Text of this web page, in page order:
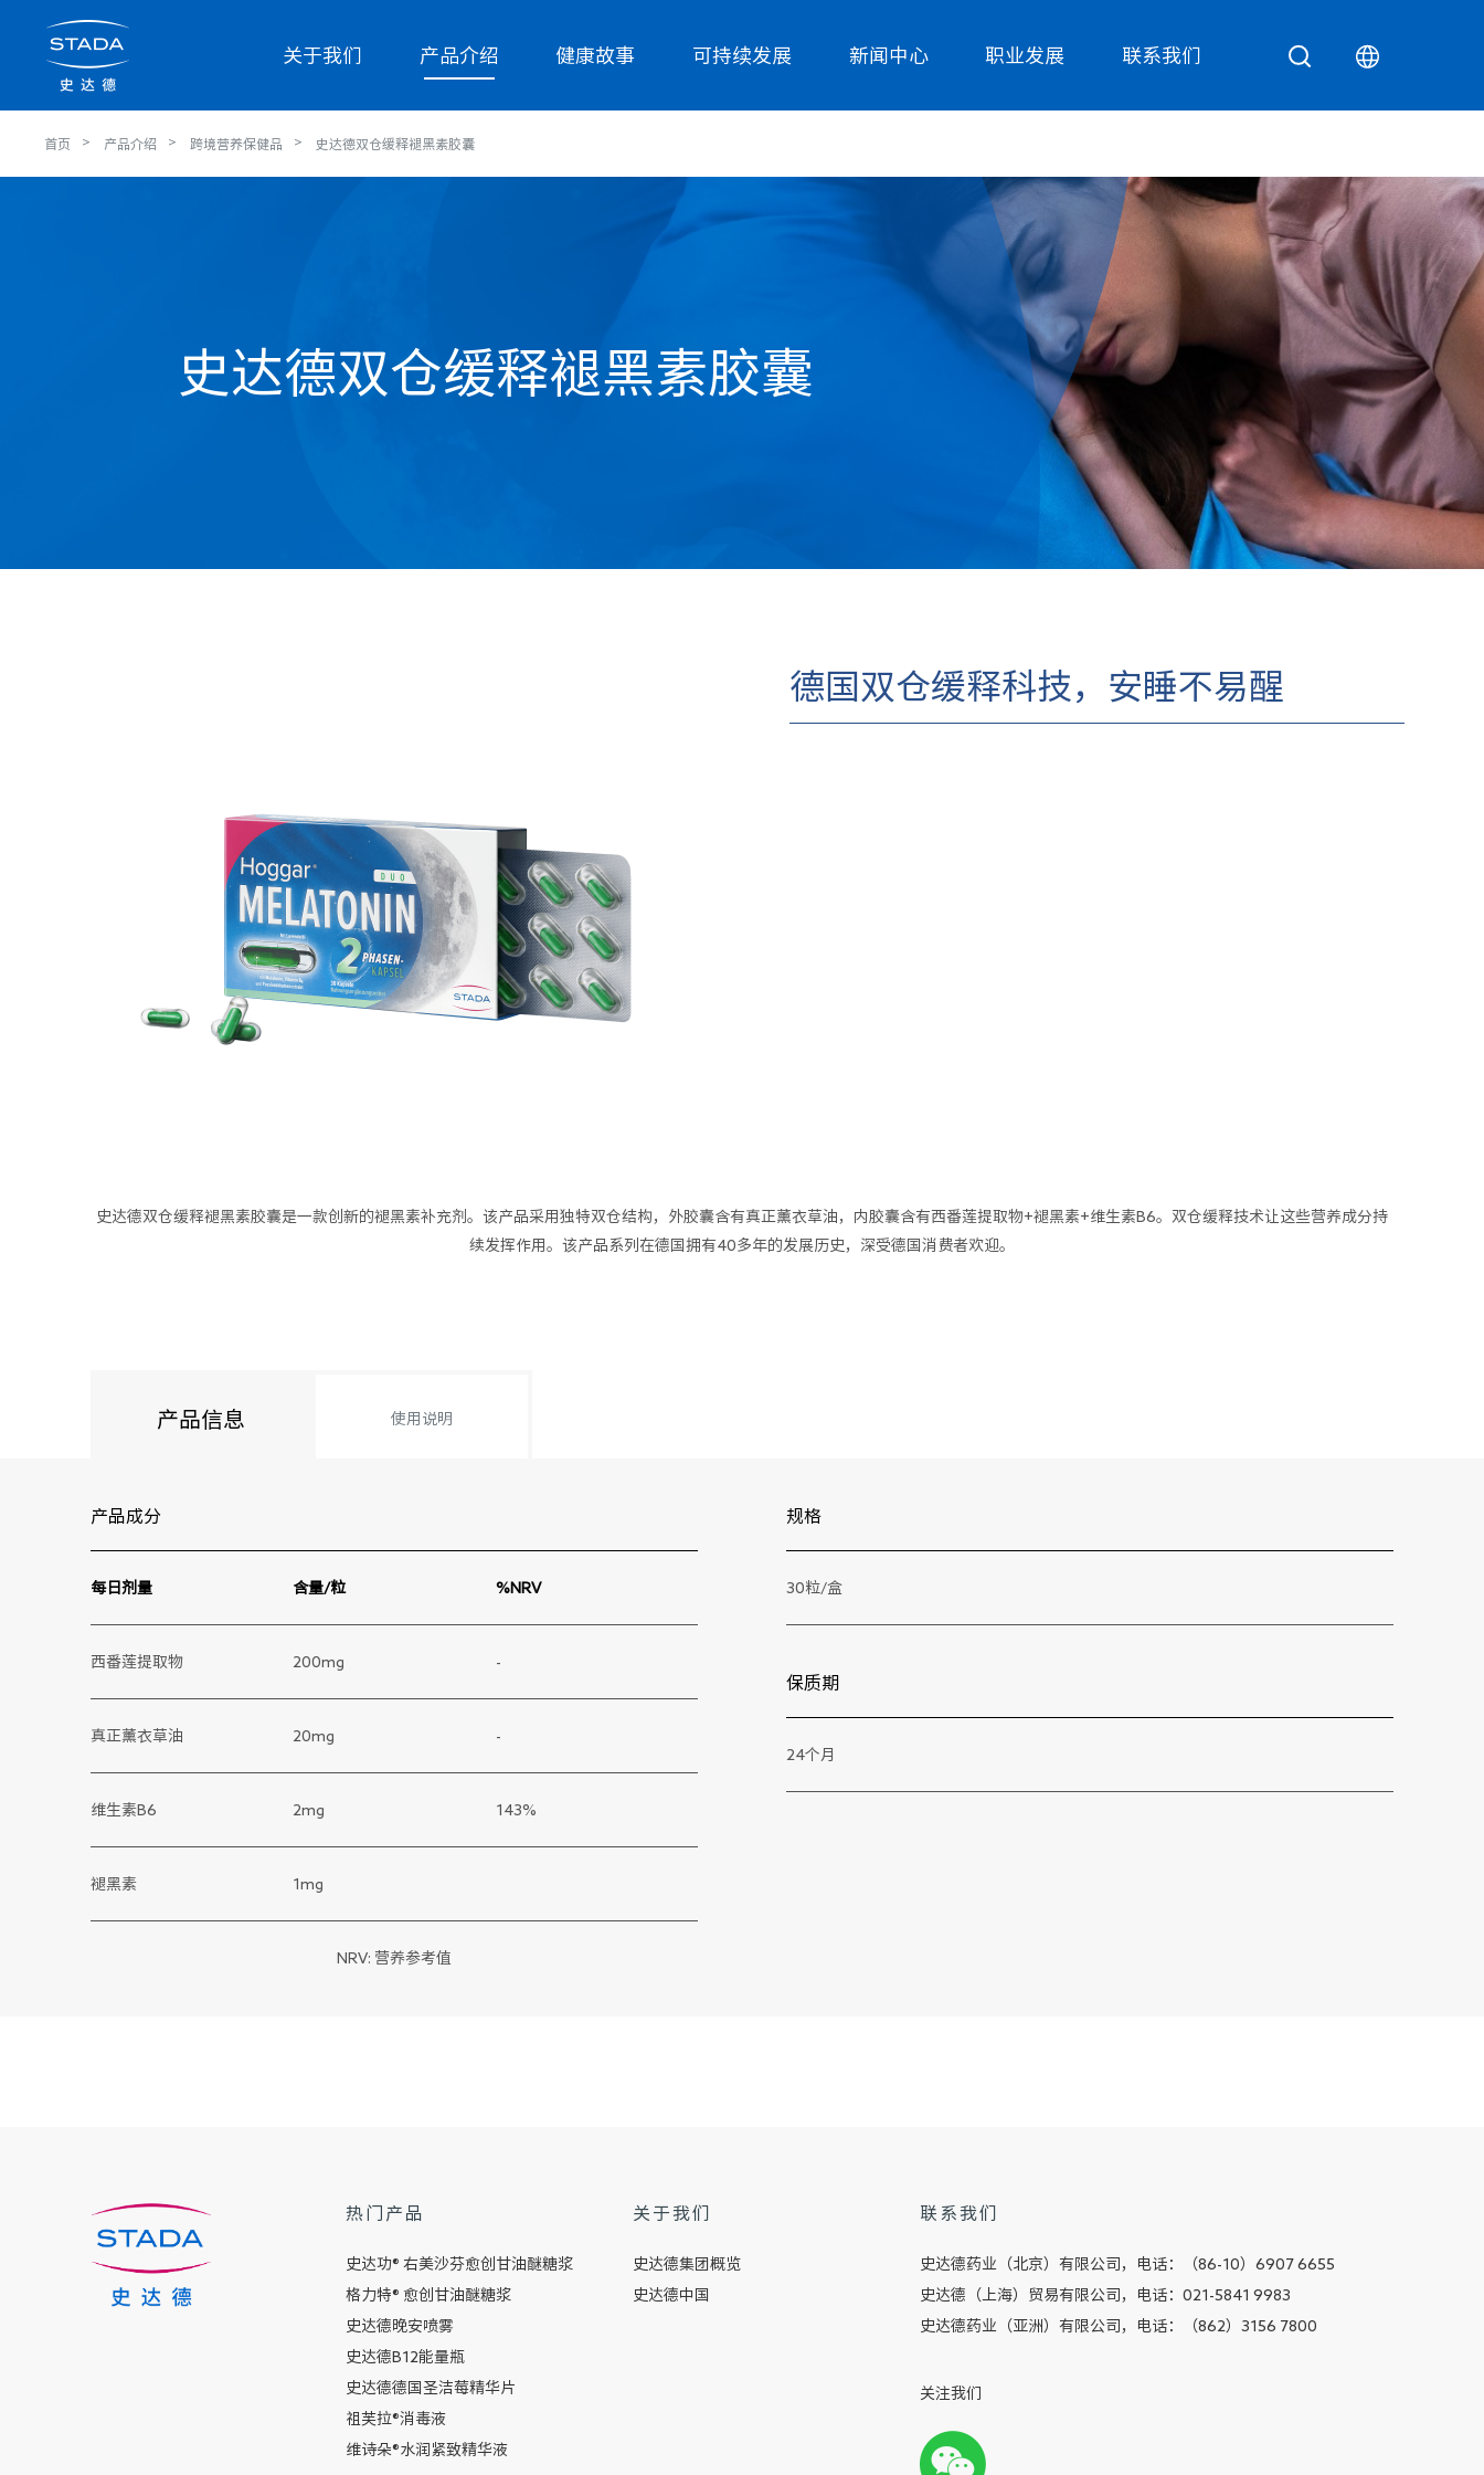
关于我们 产品介绍 健康故事 可持续发展 新闻中心 职业发展 联系我们
首页 产品介绍 跨境营养保健品 史达德双仓缓释褪黑素胶囊
史达德双仓缓释褪黑素胶囊
德国双仓缓释科技，安睡不易醒
史达德双仓缓释褪黑素胶囊是一款创新的褪黑素补充剂。该产品采用独特双仓结构，外胶囊含有真正薰衣草油，内胶囊含有西番莲提取物+褪黑素+维生素B6。双仓缓释技术让这些营养成分持
续发挥作用。该产品系列在德国拥有40多年的发展历史，深受德国消费者欢迎。
产品信息 使用说明
产品成分
每日剂量 含量/粒 %NRV
西番莲提取物 200mg -
真正薰衣草油 20mg -
维生素B6 2mg 143%
褪黑素 1mg
NRV: 营养参考值
规格
30粒/盒
保质期
24个月
热门产品
史达功® 右美沙芬愈创甘油醚糖浆
格力特® 愈创甘油醚糖浆
史达德晚安喷雾
史达德B12能量瓶
史达德德国圣洁莓精华片
祖芙拉®消毒液
维诗朵®水润紧致精华液
关于我们
史达德集团概览
史达德中国
联系我们
史达德药业（北京）有限公司，电话：（86-10）6907 6655
史达德（上海）贸易有限公司，电话：021-5841 9983
史达德药业（亚洲）有限公司，电话：（862）3156 7800
关注我们